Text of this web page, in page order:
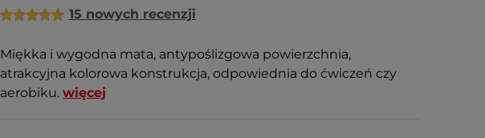
15 nowych recenzji
Miękka i wygodna mata, antypoślizgowa powierzchnia,
atrakcyjna kolorowa konstrukcja, odpowiednia do ćwiczeń czy
aerobiku. więcej